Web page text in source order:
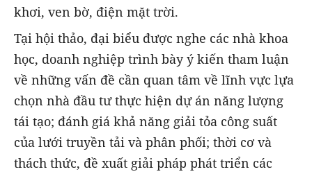
khơi, ven bờ, điện mặt trời.
Tại hội thảo, đại biểu được nghe các nhà khoa
học, doanh nghiệp trình bày ý kiến tham luận
về những vấn đề cần quan tâm về lĩnh vực lựa
chọn nhà đầu tư thực hiện dự án năng lượng
tái tạo; đánh giá khả năng giải tỏa công suất
của lưới truyền tải và phân phối; thời cơ và
thách thức, đề xuất giải pháp phát triển các